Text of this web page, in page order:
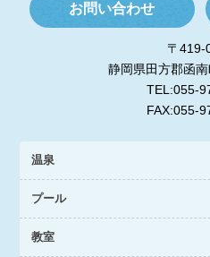
お問い合わせ
〒419-
静岡県田方郡函
TEL:055-
FAX:055-
温泉
プール
教室